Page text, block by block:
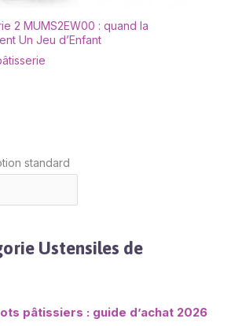
2 MUMS2EW00 : quand la
Un Jeu d’Enfant
Ustensiles de
pâtissiers : guide d’achat 2026